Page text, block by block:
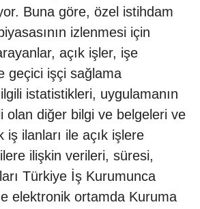
Buna göre, özel istihdam
izlenmesi için
açık işler, işe
geçici işçi sağlama
istatistikleri, uygulamanın
olan diğer bilgi ve belgeleri ve
iş ilanları ile açık işlere
ilişkin verileri, süresi,
Türkiye İş Kurumunca
elektronik ortamda Kuruma